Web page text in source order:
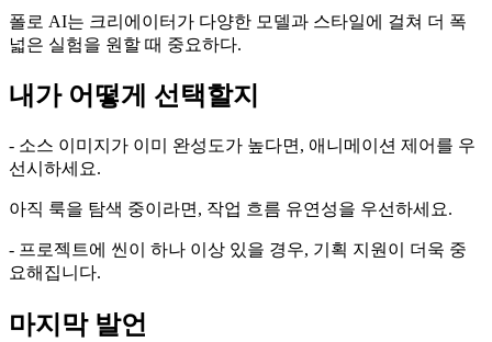
폴로 AI는 크리에이터가 다양한 모델과 스타일에 걸쳐 더 폭
넓은 실험을 원할 때 중요하다.
내가 어떻게 선택할지
- 소스 이미지가 이미 완성도가 높다면, 애니메이션 제어를 우
선시하세요.
아직 룩을 탐색 중이라면, 작업 흐름 유연성을 우선하세요.
- 프로젝트에 씬이 하나 이상 있을 경우, 기획 지원이 더욱 중
요해집니다.
마지막 발언